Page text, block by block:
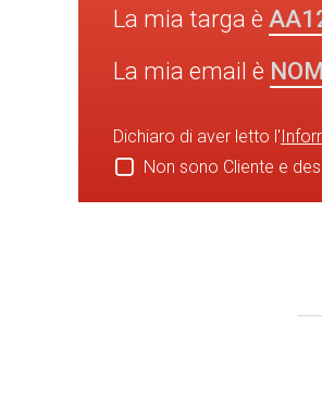
La mia targa è
La mia email è
Dichiaro di aver letto l'
Non sono Cliente e